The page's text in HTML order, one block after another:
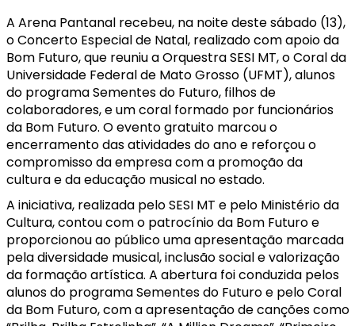
A Arena Pantanal recebeu, na noite deste sábado (13),
o Concerto Especial de Natal, realizado com apoio da
Bom Futuro, que reuniu a Orquestra SESI MT, o Coral da
Universidade Federal de Mato Grosso (UFMT), alunos
do programa Sementes do Futuro, filhos de
colaboradores, e um coral formado por funcionários
da Bom Futuro. O evento gratuito marcou o
encerramento das atividades do ano e reforçou o
compromisso da empresa com a promoção da
cultura e da educação musical no estado.
A iniciativa, realizada pelo SESI MT e pelo Ministério da
Cultura, contou com o patrocínio da Bom Futuro e
proporcionou ao público uma apresentação marcada
pela diversidade musical, inclusão social e valorização
da formação artística. A abertura foi conduzida pelos
alunos do programa Sementes do Futuro e pelo Coral
da Bom Futuro, com a apresentação de canções como